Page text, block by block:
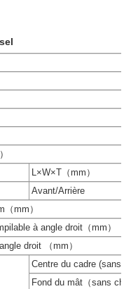
L×W×T（mm）
Avant/Arrière
mm）
à angle droit（mm）
droit （mm）
Centre du cadre
Fond du mât（sans